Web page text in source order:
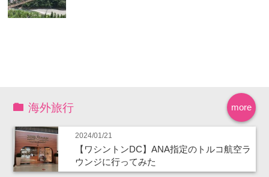
more
海外旅行
2024/01/21
【ワシントンDC】ANA指定のトルコ航空ラ
ウンジに行ってみた